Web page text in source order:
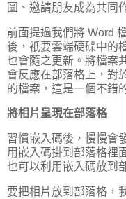
圖、邀請朋友成為共同
前面提過我們將 Word
後，祇要雲端硬碟中的
也會隨之更新。將檔案
會反應在部落格上，對
的檔案，這是一個不錯
將相片呈現在部落格
習慣嵌入碼後，慢慢會
用嵌入碼掛到部落格裡
也可以利用嵌入碼放到
要把相片放到部落格，